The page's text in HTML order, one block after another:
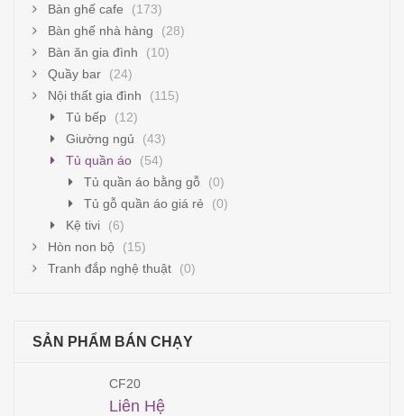
Bàn ghế cafe
(173)
Bàn ghế nhà hàng
(28)
Bàn ăn gia đình
(10)
Quầy bar
(24)
Nội thất gia đình
(115)
Tủ bếp
(12)
Giường ngủ
(43)
Tủ quần áo
(54)
Tủ quần áo bằng gỗ
(0)
Tủ gỗ quần áo giá rẻ
(0)
Kệ tivi
(6)
Hòn non bộ
(15)
Tranh đắp nghệ thuật
(0)
SẢN PHẨM BÁN CHẠY
CF20
Liên Hệ